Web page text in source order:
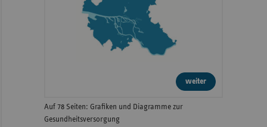
weiter
Auf 78 Seiten: Grafiken und Diagramme zur
Gesundheitsversorgung